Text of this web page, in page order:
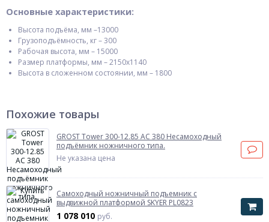
Основные характеристики:
Высота подъёма, мм –13000
Грузоподъёмность, кг – 300
Рабочая высота, мм – 15000
Размер платформы, мм – 2150х1140
Высота в сложенном состоянии, мм – 1800
Похожие товары
GROST Tower 300-12.85 АС 380 Несамоходный
подъёмник ножничного типа.
Не указана цена
Самоходный ножничный подъемник с
выдвижной платформой SKYER PL0823
1 078 010 руб.